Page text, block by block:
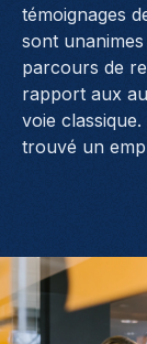
témoignages
sont
parcours de
rapport aux
voie
trouvé un